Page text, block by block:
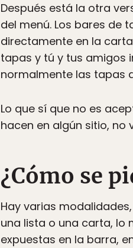
Después está la otra
del menú. Los bares de
directamente en la
tapas y tú y tus amigos
normalmente las tapas
Lo que sí que no es
hacen en algún sitio, no
¿Cómo se
Hay varias
una lista o una carta, lo
expuestas en la barra,